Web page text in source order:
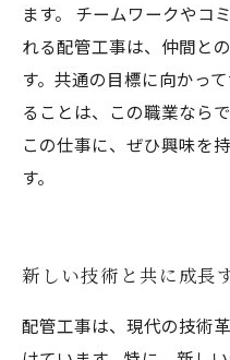
ます。 チームワークやコ
れる配管工事は、仲間と
す。共通の目標に向かっ
ることは、この職業なら
この仕事に、ぜひ興味を
す。
新しい技術と共に成長
配管工事は、現代の技術